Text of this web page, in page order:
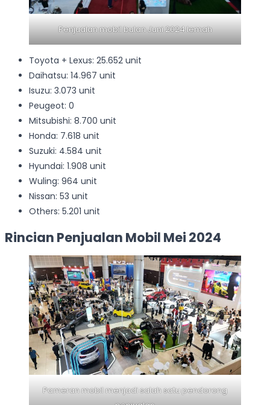
Penjualan mobil bulan Juni 2024 lemah
Toyota + Lexus: 25.652 unit
Daihatsu: 14.967 unit
Isuzu: 3.073 unit
Peugeot: 0
Mitsubishi: 8.700 unit
Honda: 7.618 unit
Suzuki: 4.584 unit
Hyundai: 1.908 unit
Wuling: 964 unit
Nissan: 53 unit
Others: 5.201 unit
Rincian Penjualan Mobil Mei 2024
Pameran mobil menjadi salah satu pendorong